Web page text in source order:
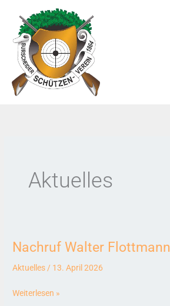
Inhalt
springen
Aktuelles
Nachruf Walter Flottmann
Aktuelles / 13. April 2026
Nachruf
Weiterlesen »